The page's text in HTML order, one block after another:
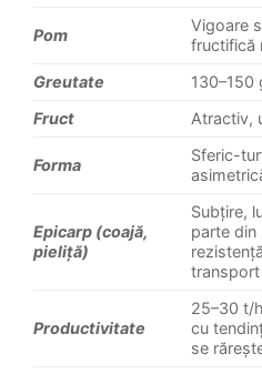
Pom
Vigoare
fructifică
Greutate
130–150
Fruct
Atractiv,
Forma
Sferic-
Epicarp (coajă,
pieliță)
Subțire,
parte din
transport
Productivitate
25–30 t/
cu
se